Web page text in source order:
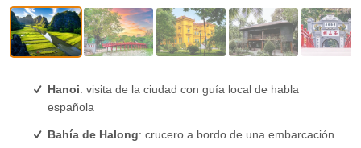
Hanoi: visita de la ciudad con guía local de habla
española
Bahía de Halong: crucero a bordo de una embarcación